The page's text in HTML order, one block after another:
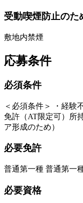
受動喫煙防止のた
敷地内禁煙
応募条件
必須条件
＜必須条件＞ ・経験
免許（AT限定可）所
ア形成のため）
必要免許
普通第一種 普通第一
必要資格